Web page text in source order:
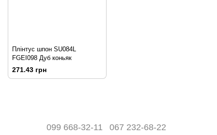
Плінтус шпон SU084L
FGEI098 Дуб коньяк
271.43 грн
099 668-32-11 067 232-68-22